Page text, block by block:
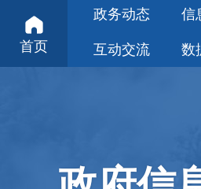
首页
政务动态 信
互动交流 数